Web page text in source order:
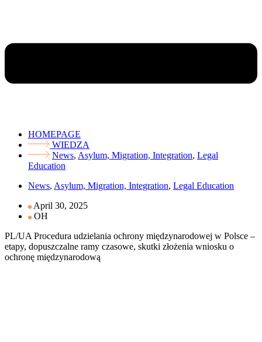
HOMEPAGE
WIEDZA
News, Asylum, Migration, Integration, Legal
Education
News, Asylum, Migration, Integration, Legal Education
April 30, 2025
OH
PL/UA Procedura udzielania ochrony międzynarodowej w Polsce –
etapy, dopuszczalne ramy czasowe, skutki złożenia wniosku o
ochronę międzynarodową